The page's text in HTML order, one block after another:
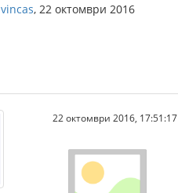
vincas, 22 октомври 2016
22 октомври 2016, 17:51:17